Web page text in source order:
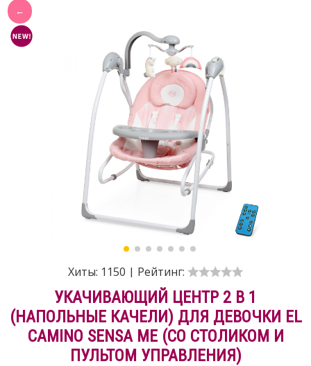
Хиты: 1150 | Рейтинг:
УКАЧИВАЮЩИЙ ЦЕНТР 2 В 1
(НАПОЛЬНЫЕ КАЧЕЛИ) ДЛЯ ДЕВОЧКИ EL
CAMINO SENSA ME (СО СТОЛИКОМ И
ПУЛЬТОМ УПРАВЛЕНИЯ)